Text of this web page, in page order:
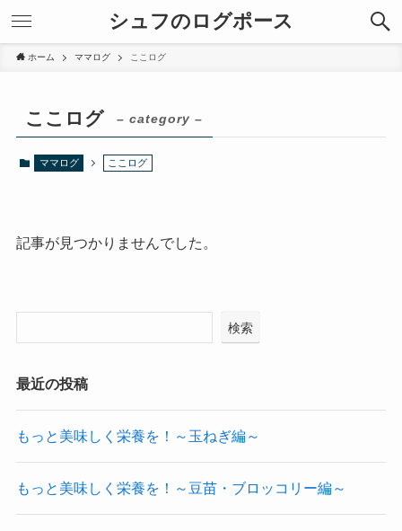
シュフのログポース
ホーム ママログ ここログ
ここログ – category –
ママログ ここログ
記事が見つかりませんでした。
検索
最近の投稿
もっと美味しく栄養を！～玉ねぎ編～
もっと美味しく栄養を！～豆苗・ブロッコリー編～